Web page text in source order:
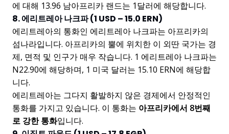
에 대해 13.96 남아프리카 랜드는 1달러에 해당합니다.
8. 에리트레아 나크파 (1 USD – 15.0 ERN)
에리트레아의 통화인 에리트레아 나크파는 아프리카의
섬나라입니다. 아프리카의 뿔에 위치한 이 외딴 국가는 경
제, 면적 및 인구가 매우 작습니다. 1 에리트레아 나크파는
N22.90에 해당하며, 1 미국 달러는 15.10 ERN에 해당합
니다.
에리트레아는 그다지 활발하지 않은 경제에서 안정적인
통화를 가지고 있습니다. 이 통화는 아프리카에서 8번째
로 강한 통화입니다.